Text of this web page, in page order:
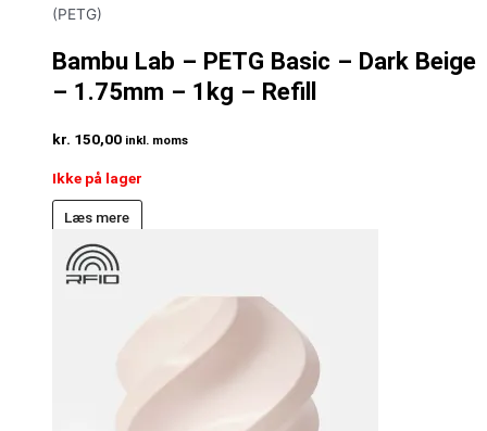
(PETG)
Bambu Lab – PETG Basic – Dark Beige
– 1.75mm – 1kg – Refill
kr. 150,00 inkl. moms
Ikke på lager
Læs mere